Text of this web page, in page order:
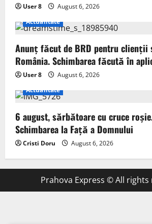
User 8
August 6, 2026
Actualitate
Anunț făcut de BRD pentru clienții
România. Schimbarea făcută în
User 8
August 6, 2026
Actualitate
6 august, sărbătoare cu cruce
Schimbarea la Față a Domnului
Cristi Doru August 6, 2026
Prahova Express © All rights